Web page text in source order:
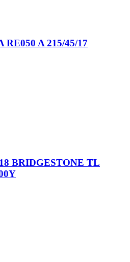
RE050 A 215/45/17
BRIDGESTONE TL